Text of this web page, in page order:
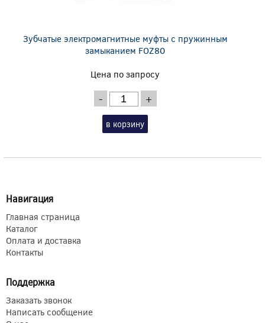
Зубчатые электромагнитные муфты с пружинным
замыканием FOZ80
Цена по запросу
- +
в корзину
Навигация
Главная страница
Каталог
Оплата и доставка
Контакты
Поддержка
Заказать звонок
Написать сообщение